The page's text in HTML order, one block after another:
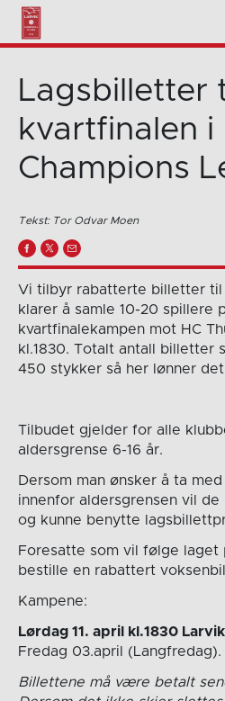
Lagsbilletter
kvartfinalen i
Champions
Tekst: Tor Odvar Moen
Vi tilbyr rabatterte billetter til
klarer å samle 10-20 spillere
kvartfinalekampen mot HC
kl.1830. Totalt antall billetter
450 stykker så her lønner
Tilbudet gjelder for alle
aldersgrense 6-16 år.
Dersom man ønsker å ta
innenfor aldersgrensen vil
og kunne benytte
Foresatte som vil følge laget
bestille en rabattert
Kampene:
Lørdag 11. april kl.1830
Fredag 03.april (Langfredag).
Billettene må være betalt